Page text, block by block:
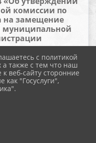
комиссии по
на замещение
муниципальной
поселения
конкурсной
с политикой
также с тем что наш
веб-сайту сторонние
как "Госуслуги",